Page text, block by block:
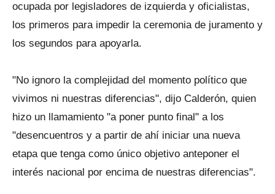
ocupada por legisladores de izquierda y oficialistas,
los primeros para impedir la ceremonia de juramento y
los segundos para apoyarla.
"No ignoro la complejidad del momento político que
vivimos ni nuestras diferencias", dijo Calderón, quien
hizo un llamamiento "a poner punto final" a los
"desencuentros y a partir de ahí iniciar una nueva
etapa que tenga como único objetivo anteponer el
interés nacional por encima de nuestras diferencias".